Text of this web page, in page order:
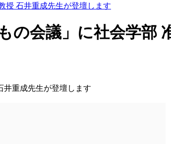
授 石井重成先生が登壇します
の会議」に社会学部
井重成先生が登壇します